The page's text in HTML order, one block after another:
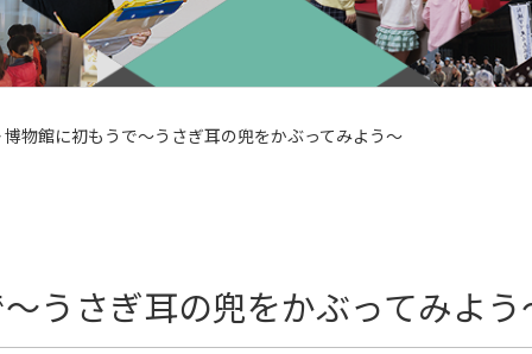
博物館に初もうで～うさぎ耳の兜をかぶってみよう～
うさぎ耳の兜をかぶってみよう